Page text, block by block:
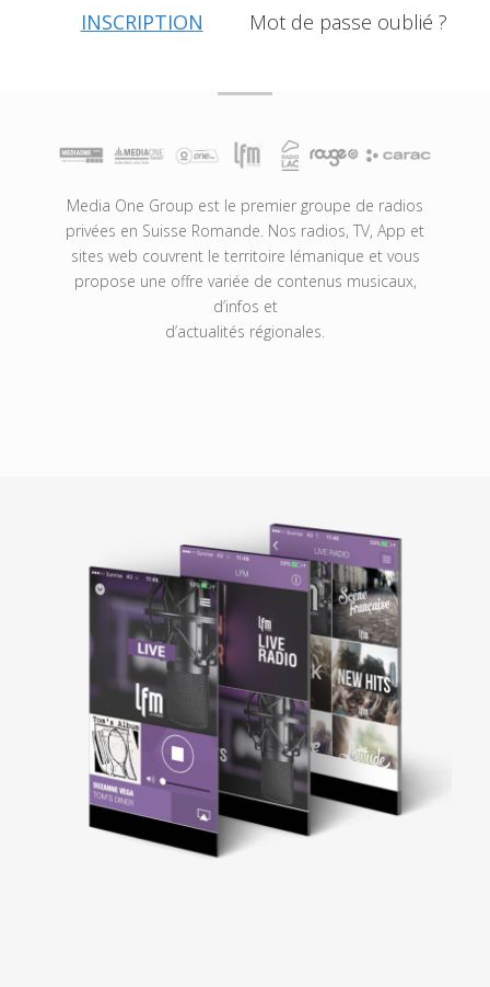
INSCRIPTION Mot de passe oublié ?
Media One Group est le premier groupe de radios
privées en Suisse Romande. Nos radios, TV, App et
sites web couvrent le territoire lémanique et vous
propose une offre variée de contenus musicaux,
d’infos et
d’actualités régionales.